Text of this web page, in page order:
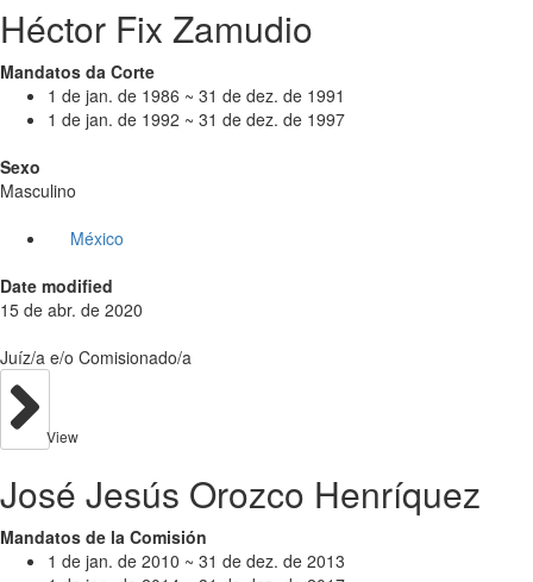
Héctor Fix Zamudio
Mandatos da Corte
1 de jan. de 1986 ~ 31 de dez. de 1991
1 de jan. de 1992 ~ 31 de dez. de 1997
Sexo
Masculino
México
Date modified
15 de abr. de 2020
Juíz/a e/o Comisionado/a
View
José Jesús Orozco Henríquez
Mandatos de la Comisión
1 de jan. de 2010 ~ 31 de dez. de 2013